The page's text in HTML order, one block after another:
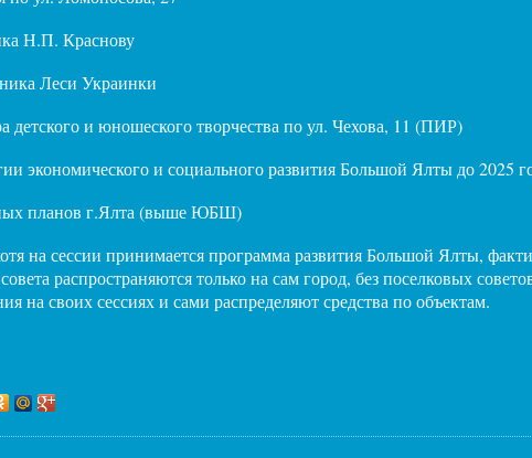
Н.П. Краснову
Леси Украинки
детского и юношеского творчества по ул. Чехова, 11 (ПИР)
экономического и социального развития Большой Ялты до 2025
планов г.Ялта (выше ЮБШ)
на сессии принимается программа развития Большой Ялты,
распространяются только на сам город, без поселковых
на своих сессиях и сами распределяют средства по объектам.